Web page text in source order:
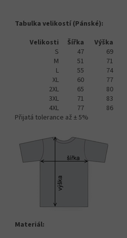
Tabulka velikostí (Pánské):
Velikosti
Šířka
Výška
S
47
69
M
51
71
L
55
74
XL
60
77
2XL
65
80
3XL
71
83
4XL
77
86
Přijatá tolerance až ± 5%
Materiál: